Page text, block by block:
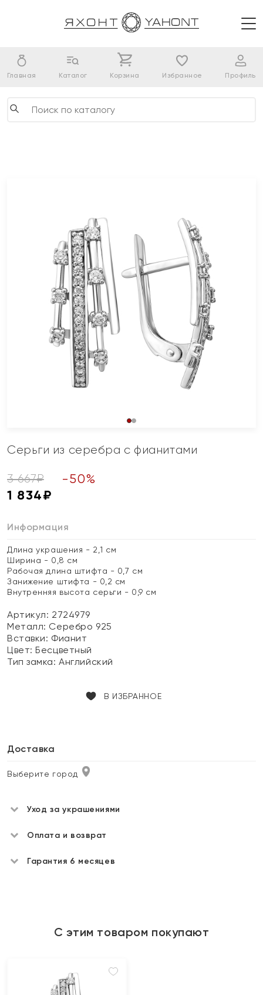
Главная Каталог Корзина Избранное Профиль
Серьги из серебра с фианитами
3 667₽ -50%
1 834₽
Информация
Длина украшения - 2,1 см
Ширина - 0,8 см
Рабочая длина штифта - 0,7 см
Занижение штифта - 0,2 см
Внутренняя высота серьги - 0,9 см
Артикул: 2724979
Металл: Серебро 925
Вставки: Фианит
Цвет:Бесцветный
Тип замка:Английский
В ИЗБРАННОЕ
Доставка
Выберите город
Уход за украшениями
Оплата и возврат
Гарантия 6 месяцев
С этим товаром покупают